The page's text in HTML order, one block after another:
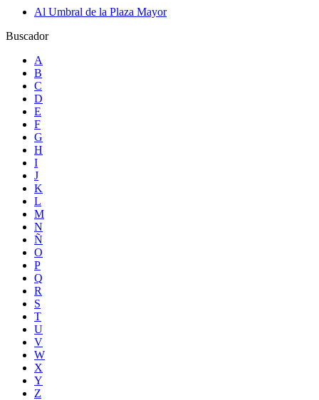
Al Umbral de la Plaza Mayor
Buscador
A
B
C
D
E
F
G
H
I
J
K
L
M
N
Ñ
O
P
Q
R
S
T
U
V
W
X
Y
Z